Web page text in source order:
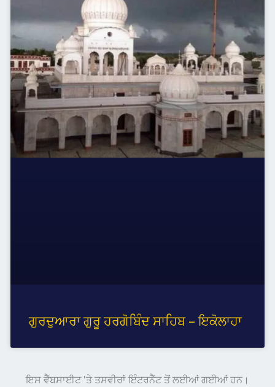
ਗੁਰਦੁਆਰਾ ਗੁਰੂ ਹਰਗੋਬਿੰਦ ਸਾਹਿਬ – ਇਕੋਲਾਹਾ
ਇਸ ਵੈੱਬਸਾਈਟ 'ਤੇ ਤਸਵੀਰਾਂ ਇੰਟਰਨੈੱਟ ਤੋਂ ਲਈਆਂ ਗਈਆਂ ਹਨ।